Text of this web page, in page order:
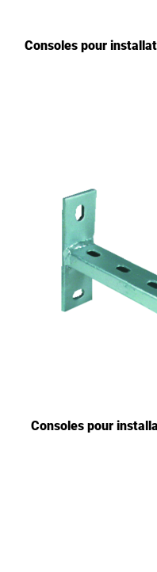
Consoles pour
Consoles pour